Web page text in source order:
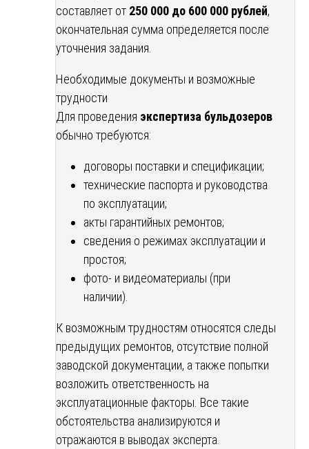
составляет от 250 000 до 600 000 рублей,
окончательная сумма определяется после
уточнения задания.
Необходимые документы и возможные
трудности
Для проведения экспертиза бульдозеров
обычно требуются:
договоры поставки и спецификации;
технические паспорта и руководства
по эксплуатации;
акты гарантийных ремонтов;
сведения о режимах эксплуатации и
простоя;
фото- и видеоматериалы (при
наличии).
К возможным трудностям относятся следы
предыдущих ремонтов, отсутствие полной
заводской документации, а также попытки
возложить ответственность на
эксплуатационные факторы. Все такие
обстоятельства анализируются и
отражаются в выводах эксперта.